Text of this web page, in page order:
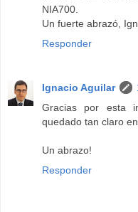
NIA700.
Un fuerte abrazó,
Responder
Ignacio Aguilar
Gracias por esta
quedado tan claro
Un abrazo!
Responder